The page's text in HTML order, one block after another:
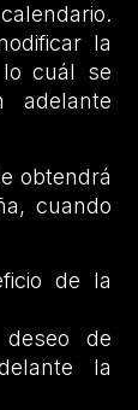
la
lo cuál se
adelante
obtendrá
cuando
de la
de
la